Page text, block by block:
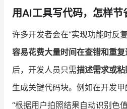
用AI工具写代码，怎样节
许多开发者会在“实现功能时反
容易花费大量时间在查错和重复
后，开发人员只需描述需求或
生成关键代码块。例如在开发
“根据用户拍照结果自动识别色